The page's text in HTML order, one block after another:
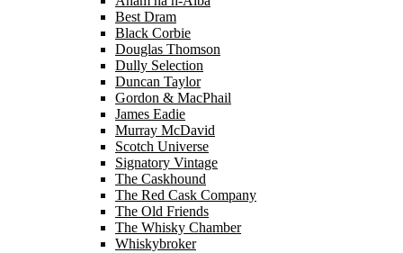
Best Dram
Black Corbie
Douglas Thomson
Dully Selection
Duncan Taylor
Gordon & MacPhail
James Eadie
Murray McDavid
Scotch Universe
Signatory Vintage
The Caskhound
The Red Cask Company
The Old Friends
The Whisky Chamber
Whiskybroker